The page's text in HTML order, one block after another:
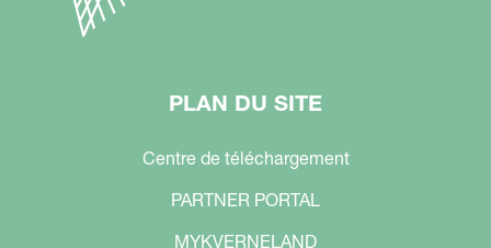
PLAN DU SITE
Centre de téléchargement
PARTNER PORTAL
MYKVERNELAND